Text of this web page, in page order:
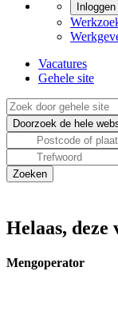
Inloggen
Vacatures
Gehele site
Helaas,
Mengoperator